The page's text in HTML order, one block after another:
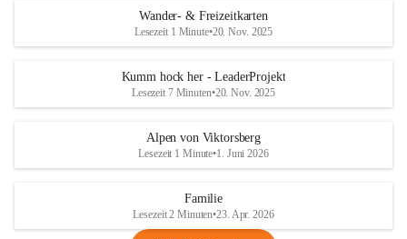
Wander- & Freizeitkarten
Lesezeit 1 Minute•20. Nov. 2025
Kumm hock her - LeaderProjekt
Lesezeit 7 Minuten•20. Nov. 2025
Alpen von Viktorsberg
Lesezeit 1 Minute•1. Juni 2026
Familie
Lesezeit 2 Minuten•23. Apr. 2026